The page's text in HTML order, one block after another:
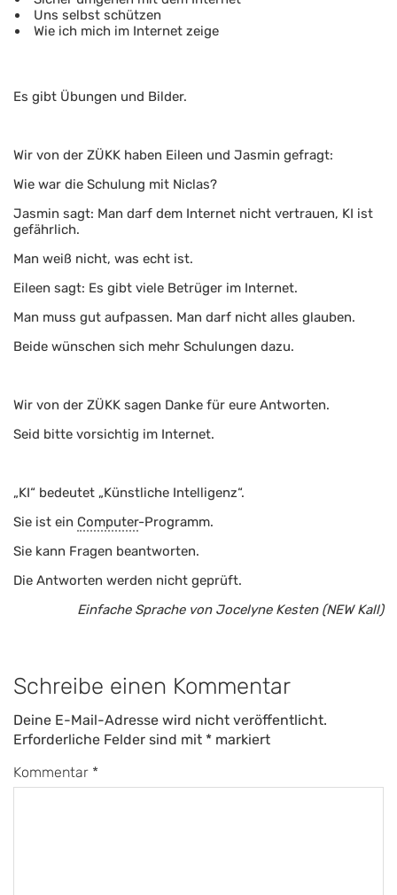
Uns selbst schützen
Wie ich mich im Internet zeige
Es gibt Übungen und Bilder.
Wir von der ZÜKK haben Eileen und Jasmin gefragt:
Wie war die Schulung mit Niclas?
Jasmin sagt: Man darf dem Internet nicht vertrauen, KI ist
gefährlich.
Man weiß nicht, was echt ist.
Eileen sagt: Es gibt viele Betrüger im Internet.
Man muss gut aufpassen. Man darf nicht alles glauben.
Beide wünschen sich mehr Schulungen dazu.
Wir von der ZÜKK sagen Danke für eure Antworten.
Seid bitte vorsichtig im Internet.
„KI“ bedeutet „Künstliche Intelligenz“.
Sie ist ein Computer-Programm.
Sie kann Fragen beantworten.
Die Antworten werden nicht geprüft.
Einfache Sprache von Jocelyne Kesten (NEW Kall)
Schreibe einen Kommentar
Deine E-Mail-Adresse wird nicht veröffentlicht.
Erforderliche Felder sind mit * markiert
Kommentar *